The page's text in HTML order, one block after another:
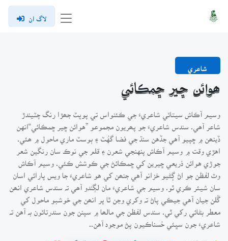
لاگ ان
شاعري
ھوائن ڇير ڇمڪائي
وسيم آڪاش سيتائي شاعريءَ جي ڪئنواس تي پوپٽ جھڙا رنگ چٽيندڙ
شاعر آھي. سندس شاعريءَ جو پھريون مجموعو ”هوائن ڇير ڇمڪائي“انهن
ڏينھن ۾ ڇپيو آهي جڏهن سنڌ جي فضا گهُٽ ۽ ٻوسٽ ماري ماحول ۾ ھئي.
اهڙي وقت ۾ وسيم آڪاش پنهنجي شعرن ۽ قلم جي نوڪ سان رنگين شعر
جوڙي هوائن ذريعي ڇيرين کي ڇمڪائڻ جي ڪوشش ڪئي. وسيم آڪاش
وٽ لفظن جو اڻ ڳڻيو خزانو آهي جنھن کي هو شاعريءَ جا ويس پارائي اسان
سان شيئر ڪري ٿو. وسيم جي شاعريءَ مان لڳندو آھي تہ سندس شاعري انھن
گُلن جيان آهي جيڪي پاڻ تہ وکري وڃن ٿا پر انھن جي خوشبو ماحول کي
معطر بڻائي رکي ٿي. سندس لفظن جي مالھا ۾ سپنن جون سندرتائون بہ آهن تہ
شاعريءَ جون سڀئي حُسناڪيون پڻ موجود آهن..